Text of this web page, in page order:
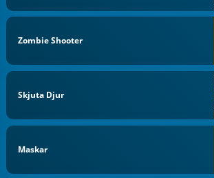
Zombie Shooter
Skjuta Djur
Maskar